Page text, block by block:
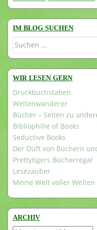
IM BLOG SUCHEN
Suchen
WIR LESEN GERN
Druckbuchstaben
Weltenwanderer
Bücher – Seiten zu
Bibliophilie of Books
Seductive Books
Der Duft von Büchern
Prettytigers Bücherregal
Lesezauber
Meine Welt voller Welten
ARCHIV